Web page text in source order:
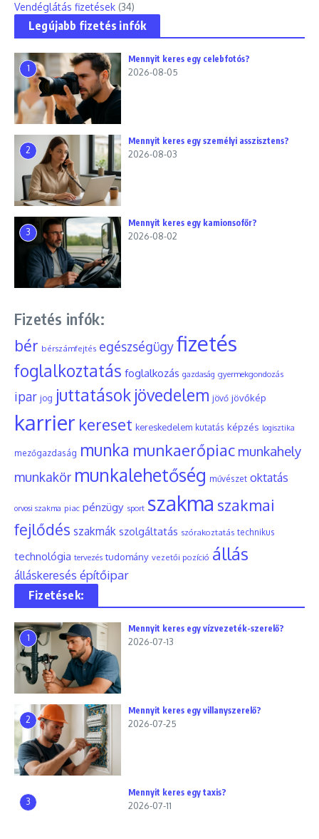
Vendéglátás fizetések (34)
Legújabb fizetés infók
1
Mennyit keres egy celebfotós?
2026-08-05
2
Mennyit keres egy személyi asszisztens?
2026-08-03
3
Mennyit keres egy kamionsofőr?
2026-08-02
Fizetés infók:
bér bérszámfejtés egészségügyfizetés
foglalkoztatás foglalkozás gazdaság gyermekgondozás
ipar jog juttatások jövedelem jövő jövőkép
karrier kereset kereskedelem kutatás képzés logisztika
mezőgazdaság munka munkaerőpiac munkahely
munkakör munkalehetőség művészet oktatás
orvosi szakma piac pénzügy sport szakma szakmai
fejlődés szakmák szolgáltatás szórakoztatás technikus
technológia tervezés tudomány vezetői pozíció állás
álláskeresés építőipar
Fizetések:
1
Mennyit keres egy vízvezeték-szerelő?
2026-07-13
2
Mennyit keres egy villanyszerelő?
2026-07-25
3
Mennyit keres egy taxis?
2026-07-11